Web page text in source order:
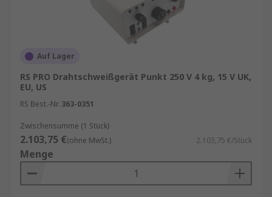
Arten von Schweißgeräten
Geräte sind besonders robust und eignen
arbeiten mit einer umhüllten Elektrode und
sind relativ einfach zu bedienen – perfekt
für Reparaturarbeiten und Baustellen.
MIG/MAG-SchweißgeräteDiese Geräte
verwenden einen Draht als Elektrode, der
automatisch zugeführt wird. MIG steht für
Auf Lager
RS PRO Drahtschweißgerät Punkt 250 V 4 kg, 15 V UK,
EU, US
RS Best.-Nr. 363-0351
Zwischensumme (1 Stück)
2.103,75 €(ohne MwSt.) 2.103,75 €/Stück
Menge